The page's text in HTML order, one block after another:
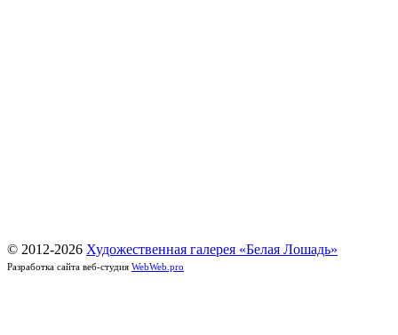
© 2012-2026 Художественная галерея «Белая Лошадь»
Разработка сайта веб-студия WebWeb.pro